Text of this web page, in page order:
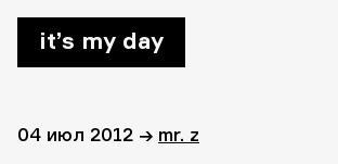
it’s my day
04 июл 2012 → mr. z